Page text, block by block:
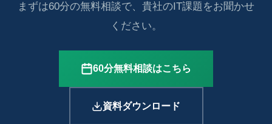
まずは60分の無料相談で、貴社のIT課題をお聞かせ
ください。
60分無料相談はこちら
資料ダウンロード